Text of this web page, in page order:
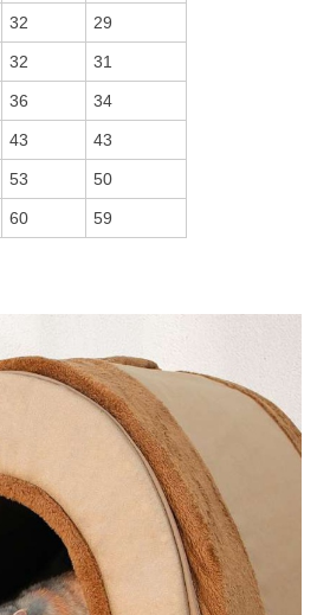
32 29
32 31
36 34
43 43
53 50
60 59